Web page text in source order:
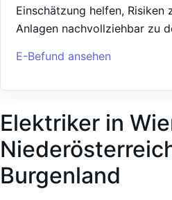
Einschätzung helfen, Risiken
Anlagen nachvollziehbar zu
E-Befund ansehen
Elektriker in
Burgenland